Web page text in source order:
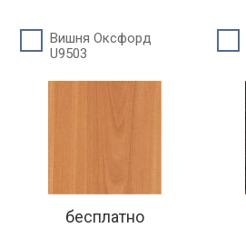
Вишня Оксфорд
U9503
бесплатно